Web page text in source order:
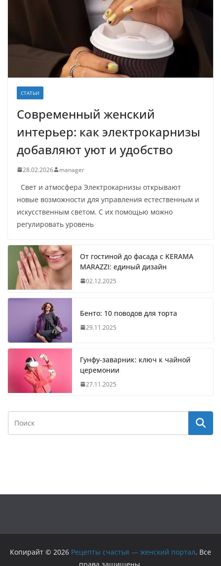
СТАТЬИ
Современный женский
интерьер: как электрокарнизы
добавляют уют и удобство
28.02.2026 manager
Свет и атмосфера Электрокарнизы открывают
новые возможности для управления естественным и
искусственным светом. С их помощью можно
регулировать уровень
От гостиной до фасада с KERAMA
MARAZZI: единый дизайн
02.12.2025
Бенто: 10 поводов для торта
29.11.2025
Гунфу-заварник: ключ к чайной
церемонии
27.11.2025
Копирайт © 2026 Рецепты счастья — женский портал. Все